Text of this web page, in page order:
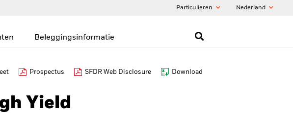
Particulieren Nederland
Beleggingsinformatie
Prospectus SFDR Web Disclosure Download
Yield